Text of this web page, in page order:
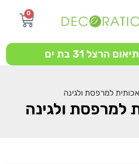
0
הרצל 31 בת ים
למרפסת ולגינה
למרפסת ולגינה